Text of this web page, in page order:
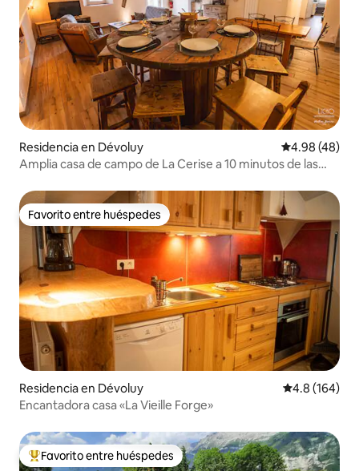
Residencia en Dévoluy Calificación
4.98 (48)
Amplia casa de campo de La Cerise a 10 minutos de las
Favorito entre huéspedes
Favorito entre huéspedes
Residencia en Dévoluy Calificación
4.8 (164)
Encantadora casa «La Vieille Forge»
De los mejores en Favorito entre huéspedes
Favorito entre huéspedes